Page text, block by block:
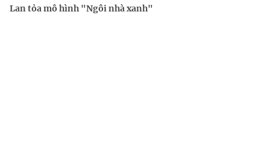
Lan tỏa mô hình "Ngôi nhà xanh"